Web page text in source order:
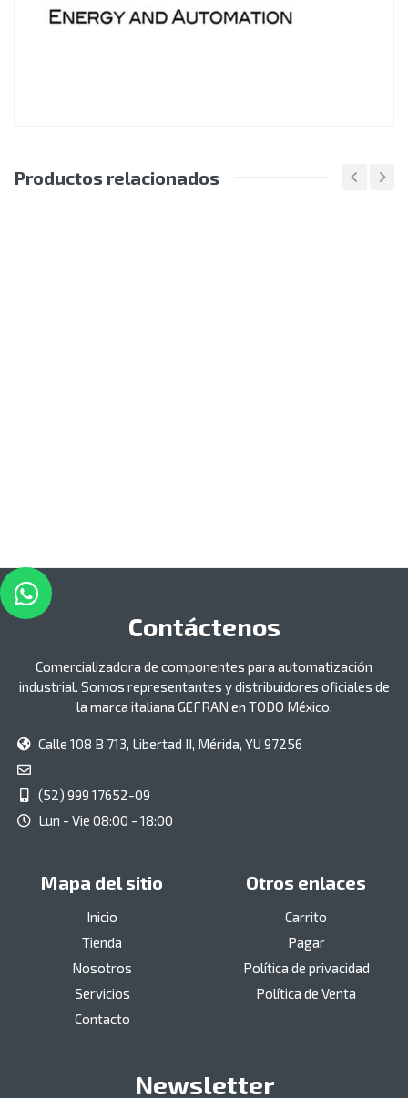
Productos relacionados
Contáctenos
Comercializadora de componentes para automatización
industrial. Somos representantes y distribuidores oficiales de
la marca italiana GEFRAN en TODO México.
Calle 108 B 713, Libertad II, Mérida, YU 97256
(52) 999 17652-09
Lun - Vie 08:00 - 18:00
Mapa del sitio
Inicio
Tienda
Nosotros
Servicios
Contacto
Otros enlaces
Carrito
Pagar
Política de privacidad
Política de Venta
Newsletter